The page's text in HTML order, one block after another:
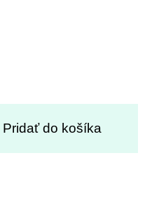
Pridať do košíka